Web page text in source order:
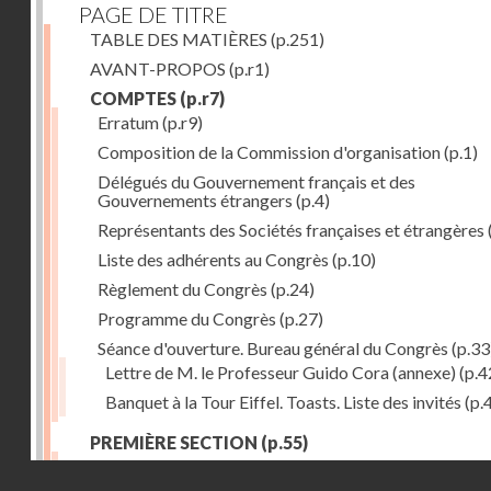
PAGE DE TITRE
TABLE DES MATIÈRES (p.251)
AVANT-PROPOS (p.r1)
COMPTES (p.r7)
Erratum(p.r9)
Composition de la Commission d'organisation(p.1)
Délégués du Gouvernement français et des
Gouvernements étrangers (p.4)
Représentants des Sociétés françaises et étrangères
Liste des adhérents au Congrès (p.10)
Règlement du Congrès (p.24)
Programme du Congrès (p.27)
Séance d'ouverture. Bureau général du Congrès
Lettre de M. le Professeur Guido Cora (annexe)
Banquet à la Tour Eiffel. Toasts. Liste des invités
PREMIÈRE SECTION (p.55)
Séance du 13 août(p.57)